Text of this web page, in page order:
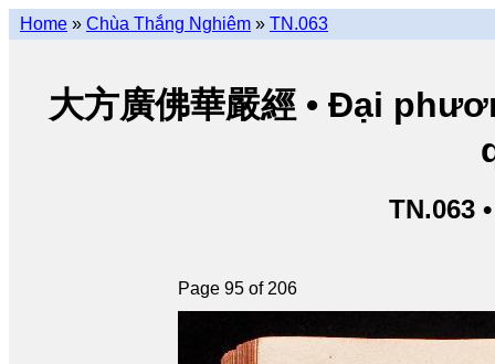
Home » Chùa Thắng Nghiêm » TN.063
大方廣佛華嚴經 • Đại
TN.063
Page 95 of 206